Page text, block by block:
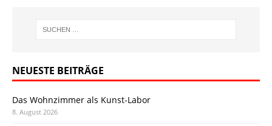
NEUESTE BEITRÄGE
Das Wohnzimmer als Kunst-Labor
8. August 2026